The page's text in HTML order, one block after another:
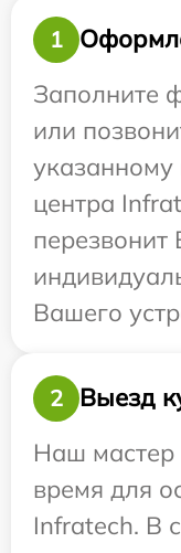
1
Заполните
или
указанному
центра
перезвонит
Вашего
2
Выезд
Наш мастер
время для
Infratech. В